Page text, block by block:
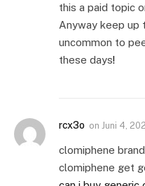
this a paid topic
Anyway keep up
uncommon to
these days!
rcx3o on Juni 4,
clomiphene
clomiphene get